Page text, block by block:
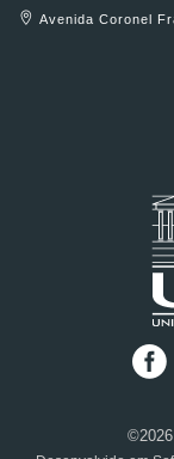
Avenida Coronel
©2026